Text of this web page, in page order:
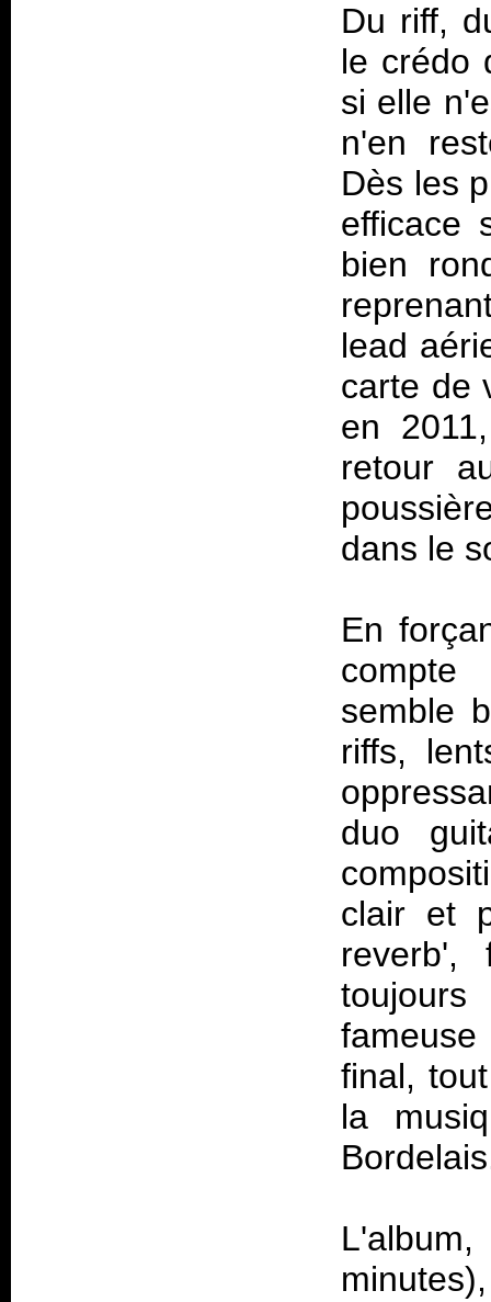
Du riff,
le crédo
si elle
n'en
Dès les
efficace
bien
lead
carte de
en
retour
dans le
En
compte
semble
riffs,
duo
clair et
reverb',
final,
la